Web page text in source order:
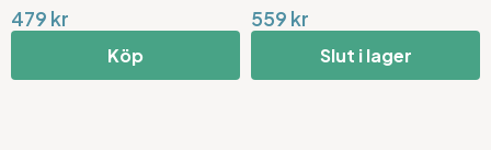
479 kr
Köp
559 kr
Slut i lager